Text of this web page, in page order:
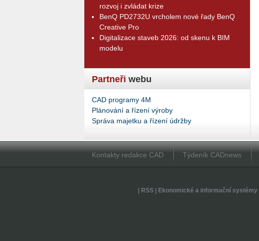
rozvoj i zvládat krize
BenQ PD2732U vrcholem nové řady BenQ
Creative Pro
Digitalizace staveb 2026: od skenu k BIM
modelu
Partneři webu
CAD programy 4M
Plánování a řízení výroby
Správa majetku a řízení údržby
Kontakty redakce CAD Týdeník CADnews
RSS| Ekonomické a informační systémy|